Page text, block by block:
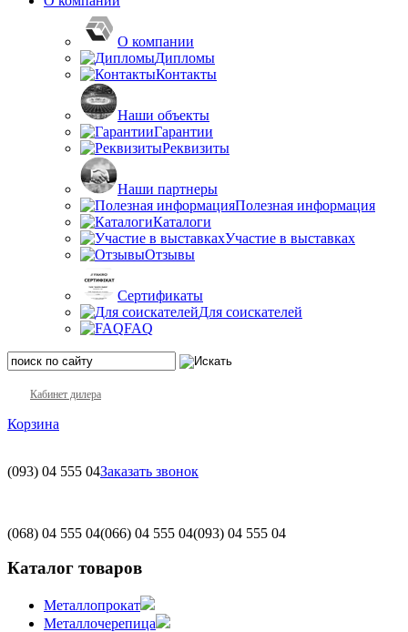
О компании
Дипломы
Контакты
Наши объекты
Гарантии
Реквизиты
Наши партнеры
Полезная информация
Каталоги
Участие в выставках
Отзывы
Сертификаты
Для соискателей
FAQ
Кабинет дилера
Корзина
(093) 04 555 04Заказать звонок
(068) 04 555 04(066) 04 555 04(093) 04 555 04
Каталог товаров
Металлопрокат
Металлочерепица